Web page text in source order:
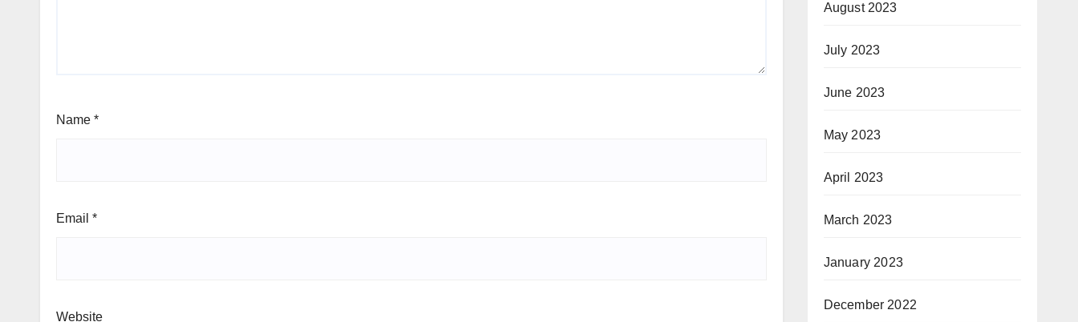
Name *
Email *
Website
August 2023
July 2023
June 2023
May 2023
April 2023
March 2023
January 2023
December 2022